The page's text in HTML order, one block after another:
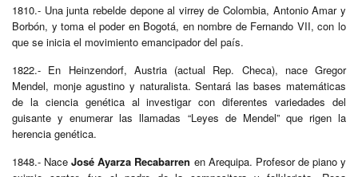
1810.- Una junta rebelde depone al virrey de Colombia, Antonio Amar y
Borbón, y toma el poder en Bogotá, en nombre de Fernando VII, con lo
que se inicia el movimiento emancipador del país.
1822.- En Heinzendorf, Austria (actual Rep. Checa), nace Gregor
Mendel, monje agustino y naturalista. Sentará las bases matemáticas
de la ciencia genética al investigar con diferentes variedades del
guisante y enumerar las llamadas “Leyes de Mendel” que rigen la
herencia genética.
1848.- Nace José Ayarza Recabarren en Arequipa. Profesor de piano y